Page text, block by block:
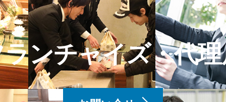
ンチャイズ・代